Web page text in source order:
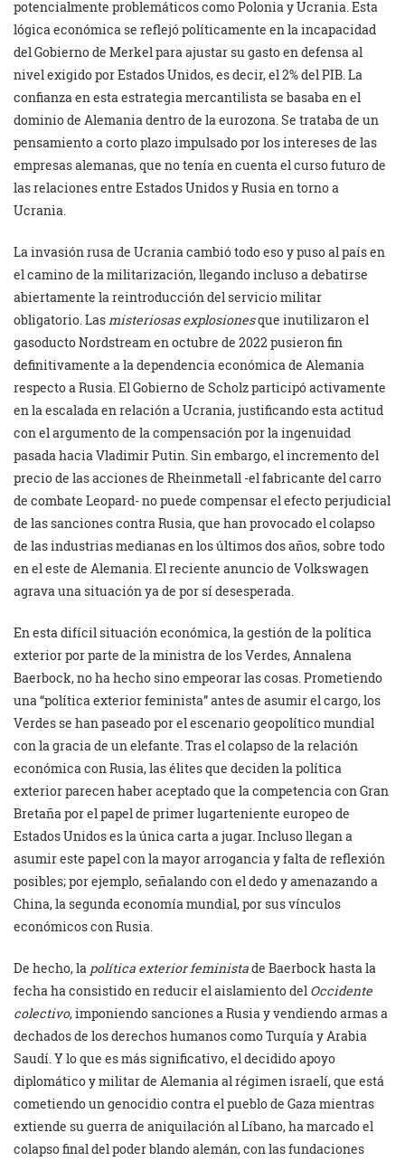
potencialmente problemáticos como Polonia y Ucrania. Esta
lógica económica se reflejó políticamente en la incapacidad
del Gobierno de Merkel para ajustar su gasto en defensa al
nivel exigido por Estados Unidos, es decir, el 2% del PIB. La
confianza en esta estrategia mercantilista se basaba en el
dominio de Alemania dentro de la eurozona. Se trataba de un
pensamiento a corto plazo impulsado por los intereses de las
empresas alemanas, que no tenía en cuenta el curso futuro de
las relaciones entre Estados Unidos y Rusia en torno a
Ucrania.
La invasión rusa de Ucrania cambió todo eso y puso al país en
el camino de la militarización, llegando incluso a debatirse
abiertamente la reintroducción del servicio militar
obligatorio. Las misteriosas explosionesque inutilizaron el
gasoducto Nordstream en octubre de 2022 pusieron fin
definitivamente a la dependencia económica de Alemania
respecto a Rusia. El Gobierno de Scholz participó activamente
en la escalada en relación a Ucrania, justificando esta actitud
con el argumento de la compensación por la ingenuidad
pasada hacia Vladimir Putin. Sin embargo, el incremento del
precio de las acciones de Rheinmetall -el fabricante del carro
de combate Leopard- no puede compensar el efecto perjudicial
de las sanciones contra Rusia, que han provocado el colapso
de las industrias medianas en los últimos dos años, sobre todo
en el este de Alemania. El reciente anuncio de Volkswagen
agrava una situación ya de por sí desesperada.
En esta difícil situación económica, la gestión de la política
exterior por parte de la ministra de los Verdes, Annalena
Baerbock, no ha hecho sino empeorar las cosas. Prometiendo
una “política exterior feminista” antes de asumir el cargo, los
Verdes se han paseado por el escenario geopolítico mundial
con la gracia de un elefante. Tras el colapso de la relación
económica con Rusia, las élites que deciden la política
exterior parecen haber aceptado que la competencia con Gran
Bretaña por el papel de primer lugarteniente europeo de
Estados Unidos es la única carta a jugar. Incluso llegan a
asumir este papel con la mayor arrogancia y falta de reflexión
posibles; por ejemplo, señalando con el dedo y amenazando a
China, la segunda economía mundial, por sus vínculos
económicos con Rusia.
De hecho, la política exterior feministade Baerbock hasta la
fecha ha consistido en reducir el aislamiento del Occidente
colectivo, imponiendo sanciones a Rusia y vendiendo armas a
dechados de los derechos humanos como Turquía y Arabia
Saudí. Y lo que es más significativo, el decidido apoyo
diplomático y militar de Alemania al régimen israelí, que está
cometiendo un genocidio contra el pueblo de Gaza mientras
extiende su guerra de aniquilación al Líbano, ha marcado el
colapso final del poder blando alemán, con las fundaciones